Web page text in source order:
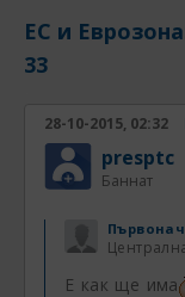
ЕС и
33
28-10-2015, 02:32
presptc
Баннат
Е как ще има